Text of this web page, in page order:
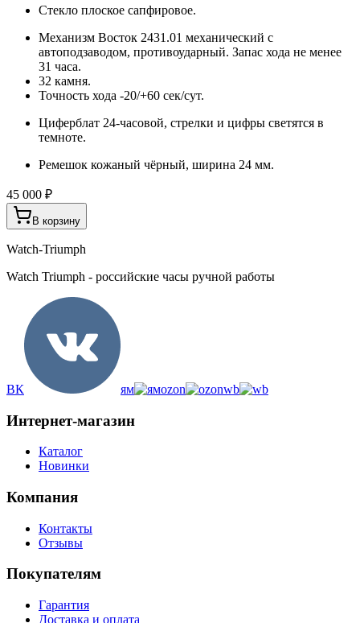
Стекло плоское сапфировое.
Механизм Восток 2431.01 механический с
автоподзаводом, противоударный. Запас хода не менее
31 часа.
32 камня.
Точность хода -20/+60 сек/сут.
Циферблат 24-часовой, стрелки и цифры светятся в
темноте.
Ремешок кожаный чёрный, ширина 24 мм.
45 000 ₽
В корзину
Watch-Triumph
Watch Triumph - российские часы ручной работы
ВК ям ozon wb
Интернет-магазин
Каталог
Новинки
Компания
Контакты
Отзывы
Покупателям
Гарантия
Доставка и оплата